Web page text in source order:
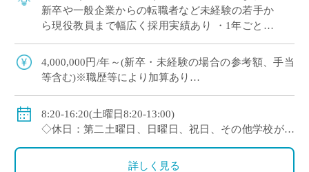
新卒や一般企業からの転職者など未経験の若手か
ら現役教員まで幅広く採用実績あり ・1年ごとに
契約更新、専任教諭への登用チャンスあり 全国大
会で活躍する運動部を多数擁しながら […]
4,000,000円/年～(新卒・未経験の場合の参考額、手当
等含む)※職歴等により加算あり
◇年収モデル(参考)
・30歳(教諭・配偶者あり)：約660万円
・40歳(教諭・配偶者及び子２人)：約860万円
・50歳(教諭・配偶者及び子２人)：約940万円
◇賞与：有(過去実績3.55ヶ月分＋30万円)
8:20-16:20(土曜日8:20-13:00)
◇休日：第二土曜日、日曜日、祝日、その他学校が定
める日
詳しく見る